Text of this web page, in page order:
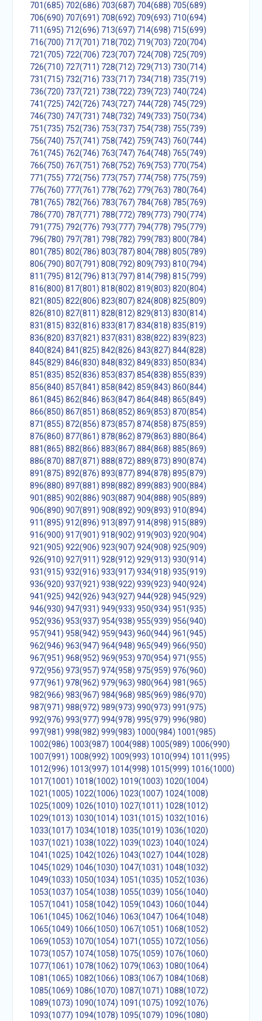
701(685) 702(686) 703(687) 704(688) 705(689)
706(690) 707(691) 708(692) 709(693) 710(694)
711(695) 712(696) 713(697) 714(698) 715(699)
716(700) 717(701) 718(702) 719(703) 720(704)
721(705) 722(706) 723(707) 724(708) 725(709)
726(710) 727(711) 728(712) 729(713) 730(714)
731(715) 732(716) 733(717) 734(718) 735(719)
736(720) 737(721) 738(722) 739(723) 740(724)
741(725) 742(726) 743(727) 744(728) 745(729)
746(730) 747(731) 748(732) 749(733) 750(734)
751(735) 752(736) 753(737) 754(738) 755(739)
756(740) 757(741) 758(742) 759(743) 760(744)
761(745) 762(746) 763(747) 764(748) 765(749)
766(750) 767(751) 768(752) 769(753) 770(754)
771(755) 772(756) 773(757) 774(758) 775(759)
776(760) 777(761) 778(762) 779(763) 780(764)
781(765) 782(766) 783(767) 784(768) 785(769)
786(770) 787(771) 788(772) 789(773) 790(774)
791(775) 792(776) 793(777) 794(778) 795(779)
796(780) 797(781) 798(782) 799(783) 800(784)
801(785) 802(786) 803(787) 804(788) 805(789)
806(790) 807(791) 808(792) 809(793) 810(794)
811(795) 812(796) 813(797) 814(798) 815(799)
816(800) 817(801) 818(802) 819(803) 820(804)
821(805) 822(806) 823(807) 824(808) 825(809)
826(810) 827(811) 828(812) 829(813) 830(814)
831(815) 832(816) 833(817) 834(818) 835(819)
836(820) 837(821) 837(831) 838(822) 839(823)
840(824) 841(825) 842(826) 843(827) 844(828)
845(829) 846(830) 848(832) 849(833) 850(834)
851(835) 852(836) 853(837) 854(838) 855(839)
856(840) 857(841) 858(842) 859(843) 860(844)
861(845) 862(846) 863(847) 864(848) 865(849)
866(850) 867(851) 868(852) 869(853) 870(854)
871(855) 872(856) 873(857) 874(858) 875(859)
876(860) 877(861) 878(862) 879(863) 880(864)
881(865) 882(866) 883(867) 884(868) 885(869)
886(870) 887(871) 888(872) 889(873) 890(874)
891(875) 892(876) 893(877) 894(878) 895(879)
896(880) 897(881) 898(882) 899(883) 900(884)
901(885) 902(886) 903(887) 904(888) 905(889)
906(890) 907(891) 908(892) 909(893) 910(894)
911(895) 912(896) 913(897) 914(898) 915(889)
916(900) 917(901) 918(902) 919(903) 920(904)
921(905) 922(906) 923(907) 924(908) 925(909)
926(910) 927(911) 928(912) 929(913) 930(914)
931(915) 932(916) 933(917) 934(918) 935(919)
936(920) 937(921) 938(922) 939(923) 940(924)
941(925) 942(926) 943(927) 944(928) 945(929)
946(930) 947(931) 949(933) 950(934) 951(935)
952(936) 953(937) 954(938) 955(939) 956(940)
957(941) 958(942) 959(943) 960(944) 961(945)
962(946) 963(947) 964(948) 965(949) 966(950)
967(951) 968(952) 969(953) 970(954) 971(955)
972(956) 973(957) 974(958) 975(959) 976(960)
977(961) 978(962) 979(963) 980(964) 981(965)
982(966) 983(967) 984(968) 985(969) 986(970)
987(971) 988(972) 989(973) 990(973) 991(975)
992(976) 993(977) 994(978) 995(979) 996(980)
997(981) 998(982) 999(983) 1000(984) 1001(985)
1002(986) 1003(987) 1004(988) 1005(989) 1006(990)
1007(991) 1008(992) 1009(993) 1010(994) 1011(995)
1012(996) 1013(997) 1014(998) 1015(999) 1016(1000)
1017(1001) 1018(1002) 1019(1003) 1020(1004)
1021(1005) 1022(1006) 1023(1007) 1024(1008)
1025(1009) 1026(1010) 1027(1011) 1028(1012)
1029(1013) 1030(1014) 1031(1015) 1032(1016)
1033(1017) 1034(1018) 1035(1019) 1036(1020)
1037(1021) 1038(1022) 1039(1023) 1040(1024)
1041(1025) 1042(1026) 1043(1027) 1044(1028)
1045(1029) 1046(1030) 1047(1031) 1048(1032)
1049(1033) 1050(1034) 1051(1035) 1052(1036)
1053(1037) 1054(1038) 1055(1039) 1056(1040)
1057(1041) 1058(1042) 1059(1043) 1060(1044)
1061(1045) 1062(1046) 1063(1047) 1064(1048)
1065(1049) 1066(1050) 1067(1051) 1068(1052)
1069(1053) 1070(1054) 1071(1055) 1072(1056)
1073(1057) 1074(1058) 1075(1059) 1076(1060)
1077(1061) 1078(1062) 1079(1063) 1080(1064)
1081(1065) 1082(1066) 1083(1067) 1084(1068)
1085(1069) 1086(1070) 1087(1071) 1088(1072)
1089(1073) 1090(1074) 1091(1075) 1092(1076)
1093(1077) 1094(1078) 1095(1079) 1096(1080)